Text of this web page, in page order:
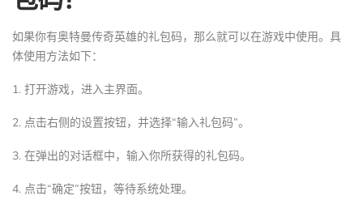
如果你有奥特曼传奇英雄的礼包码，那么就可以在游戏中使用。具
体使用方法如下：
1. 打开游戏，进入主界面。
2. 点击右侧的设置按钮，并选择“输入礼包码”。
3. 在弹出的对话框中，输入你所获得的礼包码。
4. 点击“确定”按钮，等待系统处理。